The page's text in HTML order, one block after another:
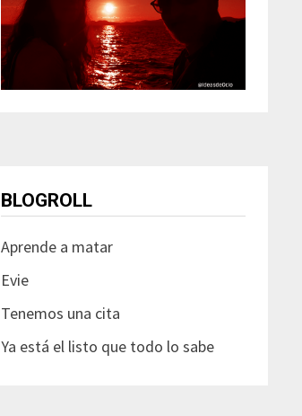
BLOGROLL
Aprende a matar
Evie
Tenemos una cita
Ya está el listo que todo lo sabe